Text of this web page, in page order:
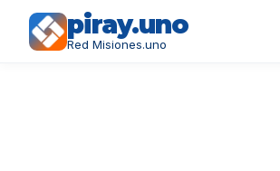
piray.uno
Red Misiones.uno